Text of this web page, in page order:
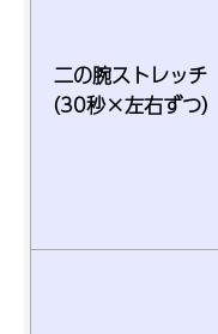
二の腕ストレッチ
（30秒×左右ずつ）